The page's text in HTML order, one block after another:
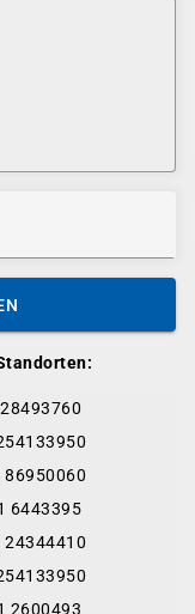
86950060
6443395
24344410
2600493